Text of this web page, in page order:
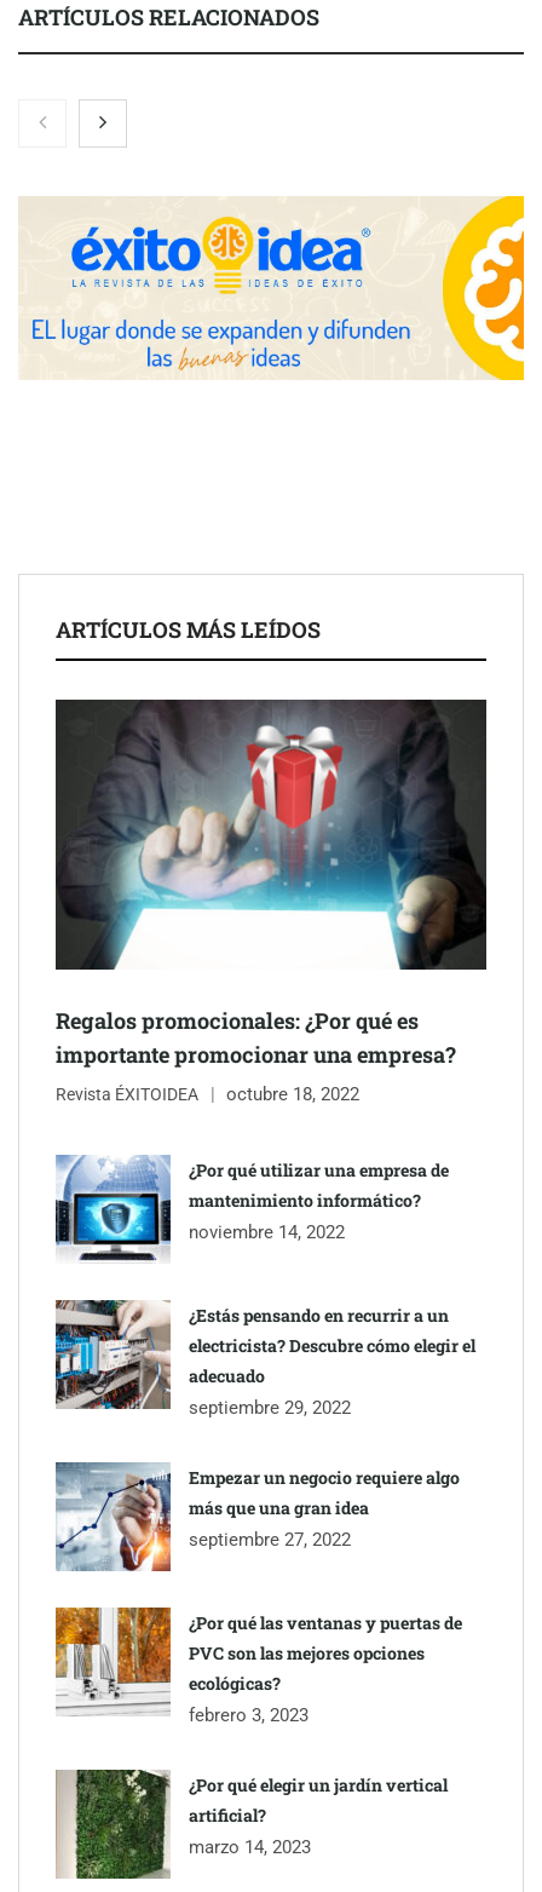
ARTÍCULOS RELACIONADOS
Nicols presenta seis modelos de anillos de compromiso para el
eclipse solar del 12 de agosto
Zoomex mejora su Strategy Center con herramientas
avanzadas para trading estratégico
COMPALISS de LYSOTRIC: cuando un solo producto multiplica
las posibilidades del salón profesional
Schaeffler mejora su rentabilidad en el primer semestre de 2026
NOVA: innovación y diseño que transforman espacios de la
mano de Tormo Franquicias
ARTÍCULOS MÁS LEÍDOS
Regalos promocionales: ¿Por qué es
importante promocionar una empresa?
Revista ÉXITOIDEA octubre 18, 2022
¿Por qué utilizar una empresa de
mantenimiento informático?
noviembre 14, 2022
¿Estás pensando en recurrir a un
electricista? Descubre cómo elegir el
adecuado
septiembre 29, 2022
Empezar un negocio requiere algo
más que una gran idea
septiembre 27, 2022
¿Por qué las ventanas y puertas de
PVC son las mejores opciones
ecológicas?
febrero 3, 2023
¿Por qué elegir un jardín vertical
artificial?
marzo 14, 2023